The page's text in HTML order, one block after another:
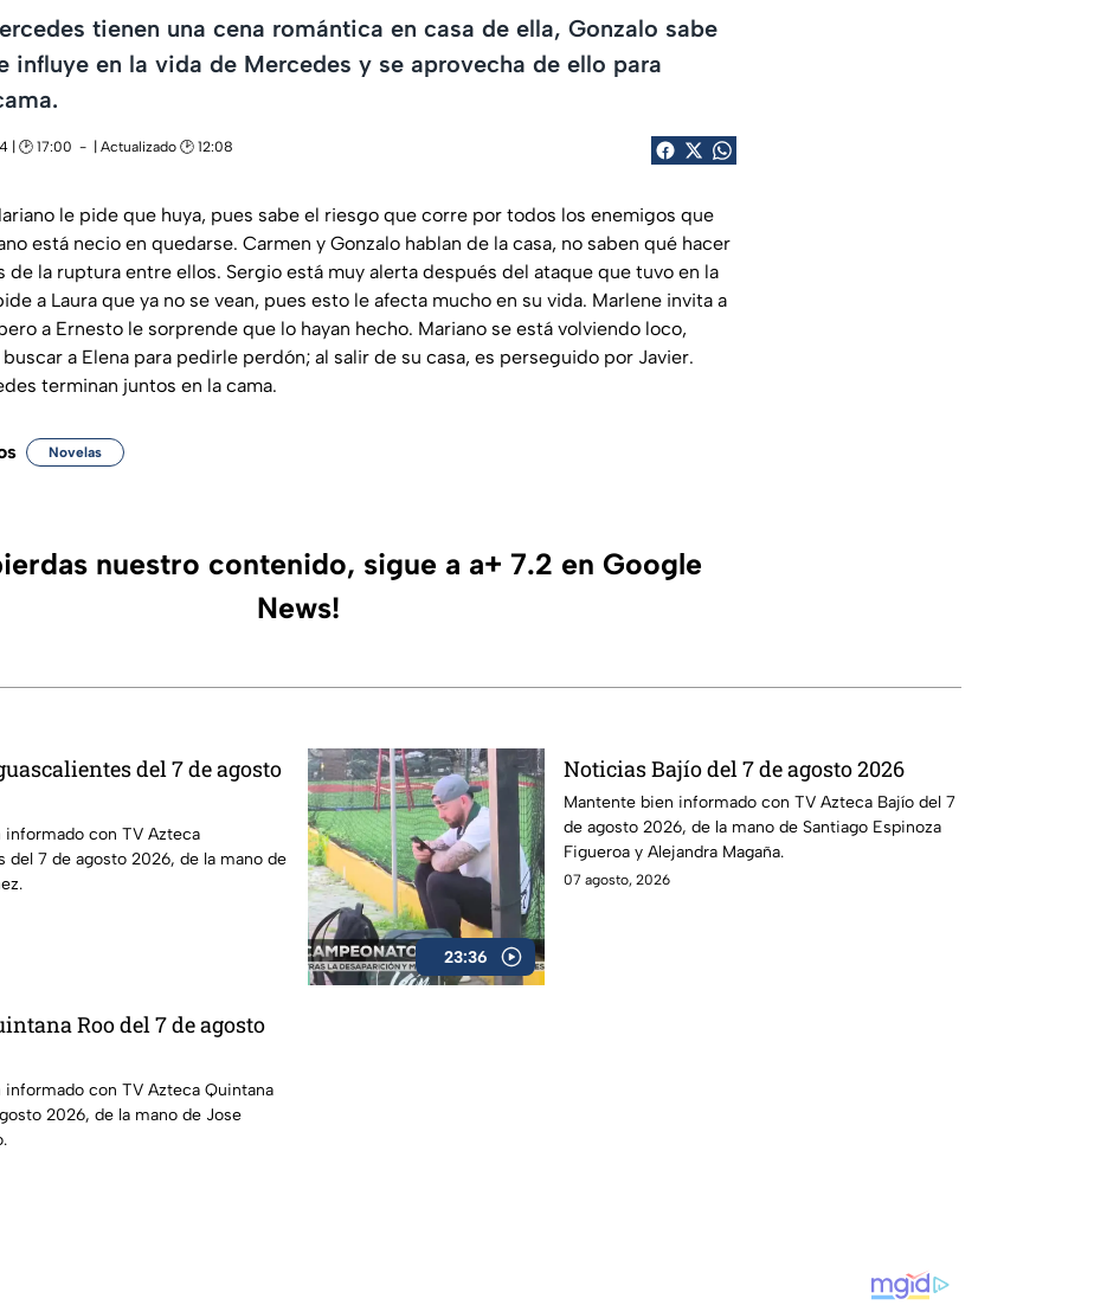
tienen una cena romántica en casa de ella, Gonzalo sabe
influye en la vida de Mercedes y se aprovecha de ello para
| 🕑 17:00
| Actualizado 🕑 12:08
le pide que huya, pues sabe el riesgo que corre por todos los enemigos que
está necio en quedarse. Carmen y Gonzalo hablan de la casa, no saben qué hacer
de la ruptura entre ellos. Sergio está muy alerta después del ataque que tuvo en la
a Laura que ya no se vean, pues esto le afecta mucho en su vida. Marlene invita a
a Ernesto le sorprende que lo hayan hecho. Mariano se está volviendo loco,
a Elena para pedirle perdón; al salir de su casa, es perseguido por Javier.
terminan juntos en la cama.
Novelas
nuestro contenido, sigue a a+ 7.2 en Google
News!
del 7 de agosto
informado con TV Azteca
del 7 de agosto 2026, de la mano de
23:36
Noticias Bajío del 7 de agosto 2026
Mantente bien informado con TV Azteca Bajío del 7
de agosto 2026, de la mano de Santiago Espinoza
Figueroa y Alejandra Magaña.
07 agosto, 2026
Roo del 7 de agosto
informado con TV Azteca Quintana
2026, de la mano de Jose